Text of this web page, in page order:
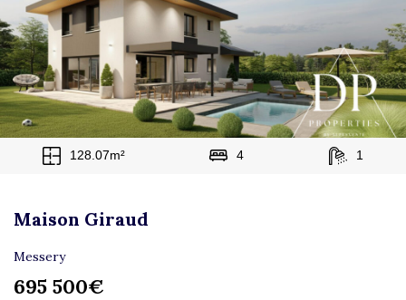
128.07m² 4 1
Maison Giraud
Messery
695 500€